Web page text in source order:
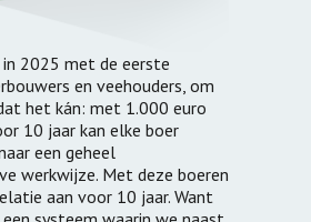
2025 met de eerste
en veehouders, om
het kán: met 1.000 euro
10 jaar kan elke boer
een geheel
werkwijze. Met deze boeren
aan voor 10 jaar. Want